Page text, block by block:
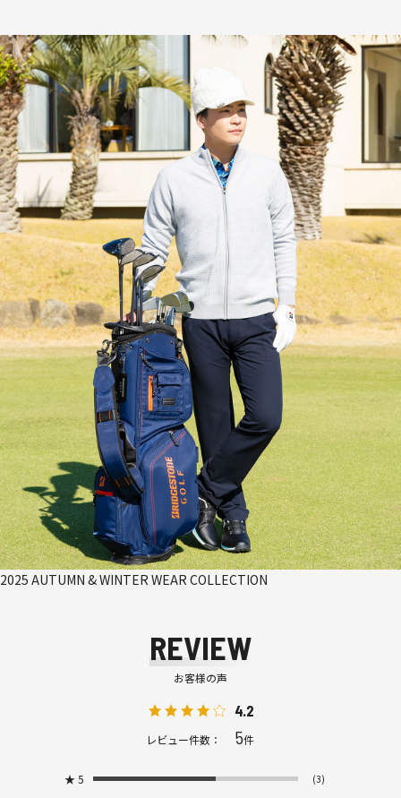
2025 AUTUMN & WINTER WEAR COLLECTION
REVIEW
お客様の声
4.2
レビュー件数： 5件
★ 5 (3)